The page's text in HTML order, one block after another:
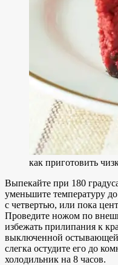
как приготовить
Выпекайте при 180
уменьшите температуру
с четвертью, или пока
Проведите ножом по
избежать прилипания к
выключенной остывающей
слегка остудите его до
холодильник на 8 часов.